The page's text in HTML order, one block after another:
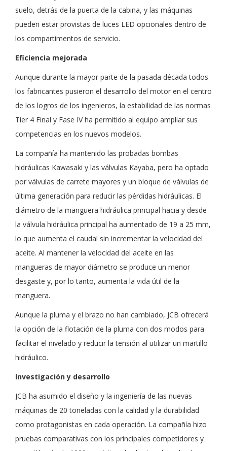
suelo, detrás de la puerta de la cabina, y las máquinas
pueden estar provistas de luces LED opcionales dentro de
los compartimentos de servicio.
Eficiencia mejorada
Aunque durante la mayor parte de la pasada década todos
los fabricantes pusieron el desarrollo del motor en el centro
de los logros de los ingenieros, la estabilidad de las normas
Tier 4 Final y Fase IV ha permitido al equipo ampliar sus
competencias en los nuevos modelos.
La compañía ha mantenido las probadas bombas
hidráulicas Kawasaki y las válvulas Kayaba, pero ha optado
por válvulas de carrete mayores y un bloque de válvulas de
última generación para reducir las pérdidas hidráulicas. El
diámetro de la manguera hidráulica principal hacia y desde
la válvula hidráulica principal ha aumentado de 19 a 25 mm,
lo que aumenta el caudal sin incrementar la velocidad del
aceite. Al mantener la velocidad del aceite en las
mangueras de mayor diámetro se produce un menor
desgaste y, por lo tanto, aumenta la vida útil de la
manguera.
Aunque la pluma y el brazo no han cambiado, JCB ofrecerá
la opción de la flotación de la pluma con dos modos para
facilitar el nivelado y reducir la tensión al utilizar un martillo
hidráulico.
Investigación y desarrollo
JCB ha asumido el diseño y la ingeniería de las nuevas
máquinas de 20 toneladas con la calidad y la durabilidad
como protagonistas en cada operación. La compañía hizo
pruebas comparativas con los principales competidores y